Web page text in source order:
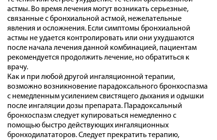
астмы. Во время лечения могут возникать серьезные,
связанные с бронхиальной астмой, нежелательные
явления и осложнения. Если симптомы бронхиальной
астмы не удается контролировать или они ухудшаются
после начала лечения данной комбинацией, пациентам
рекомендуется продолжить лечение, но обратиться к
врачу.
Как и при любой другой ингаляционной терапии,
возможно возникновение парадоксального бронхоспазма
с немедленным усилением свистящего дыхания и одышки
после ингаляции дозы препарата. Парадоксальный
бронхоспазм следует купироваться немедленно с
помощью быстро действующих ингаляционных
бронходилататоров. Следует прекратить терапию,